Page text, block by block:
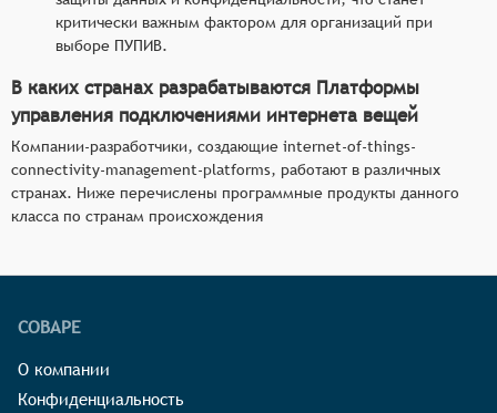
критически важным фактором для организаций при
выборе ПУПИВ.
В каких странах разрабатываются Платформы
управления подключениями интернета вещей
Компании-разработчики, создающие internet-of-things-
connectivity-management-platforms, работают в различных
странах. Ниже перечислены программные продукты данного
класса по странам происхождения
СОВАРЕ
О компании
Конфиденциальность